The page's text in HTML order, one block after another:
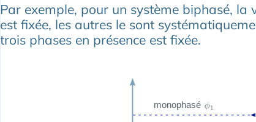
Par exemple, pour un système biphasé,
est fixée, les autres le sont
trois phases en présence est fixée.